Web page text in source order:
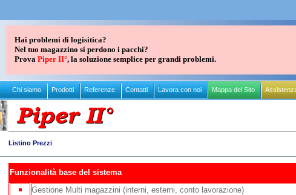
Hai problemi di logisitica?
Nel tuo magazzino si perdono i pacchi?
Prova Piper II°, la soluzione semplice per grandi problemi.
Chi siamoProdotti Referenze Contatti Lavora con noi Mappa del Sito
Listino Prezzi
Funzionalità base del sistema
Gestione Multi magazzini (interni, esterni, conto lavorazione)